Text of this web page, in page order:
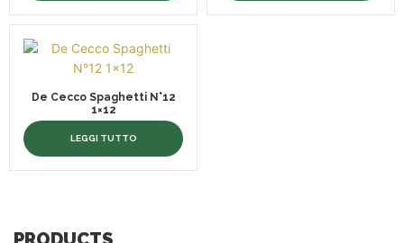
De Cecco Spaghetti N°12
1×12
LEGGI TUTTO